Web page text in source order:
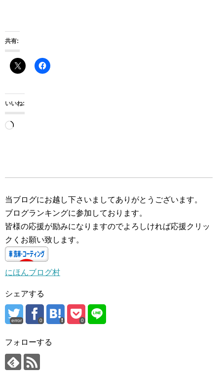
共有:
いいね:
読
中…
当ブログにお越し下さいましてありがとうございます。
ブログランキングに参加しております。
皆様の応援が励みになりますのでよろしければ応援クリッ
クくお願い致します。
にほんブログ村
シェアする
error 0 0
フォローする